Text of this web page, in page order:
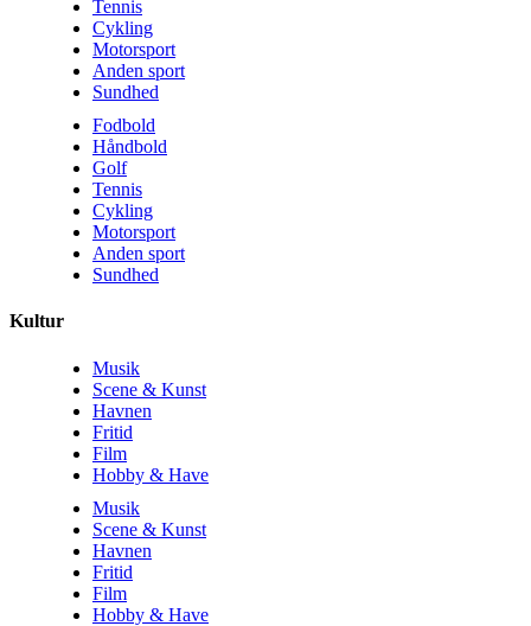
Tennis
Cykling
Motorsport
Anden sport
Sundhed
Fodbold
Håndbold
Golf
Tennis
Cykling
Motorsport
Anden sport
Sundhed
Kultur
Musik
Scene & Kunst
Havnen
Fritid
Film
Hobby & Have
Musik
Scene & Kunst
Havnen
Fritid
Film
Hobby & Have